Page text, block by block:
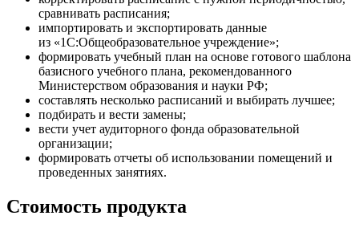
сравнивать расписания;
импортировать и экспортировать данные
из «1С:Общеобразовательное учреждение»;
формировать учебный план на основе готового шаблона
базисного учебного плана, рекомендованного
Министерством образования и науки РФ;
составлять несколько расписаний и выбирать лучшее;
подбирать и вести замены;
вести учет аудиторного фонда образовательной
организации;
формировать отчеты об использовании помещений и
проведенных занятиях.
Стоимость продукта